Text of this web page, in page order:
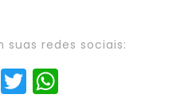
suas redes sociais:
Facebook
Twitter